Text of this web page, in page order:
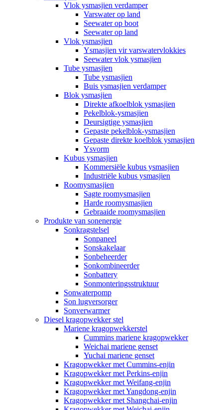
Vlok ysmasjien verdamper
Varswater op land
Seewater op boot
Seewater op land
Vlok ysmasjien
Ysmasjien vir varswatervlokkies
Seewater vlok ysmasjien
Tube ysmasjien
Tube ysmasjien
Buis ysmasjien verdamper
Blok ysmasjien
Direkte afkoelblok ysmasjien
Pekelblok-ysmasjien
Deursigtige ysmasjien
Gepaste pekelblok-ysmasjien
Gepaste direkte koelblok ysmasjien
Ysvorm
Kubus ysmasjien
Kommersiële kubus ysmasjien
Industriële kubus ysmasjien
Roomysmasjien
Sagte roomysmasjien
Harde roomysmasjien
Gebraaide roomysmasjien
Produkte van sonenergie
Sonkragstelsel
Sonpaneel
Sonskakelaar
Sonbeheerder
Sonkombineerder
Sonbattery
Sonmonteringsstruktuur
Sonwaterpomp
Son lugversorger
Sonverwarmer
Diesel kragopwekker stel
Mariene kragopwekkerstel
Cummins mariene kragopwekker
Weichai mariene genset
Yuchai mariene genset
Kragopwekker met Cummins-enjin
Kragopwekker met Perkins-enjin
Kragopwekker met Weifang-enjin
Kragopwekker met Yangdong-enjin
Kragopwekker met Shangchai-enjin